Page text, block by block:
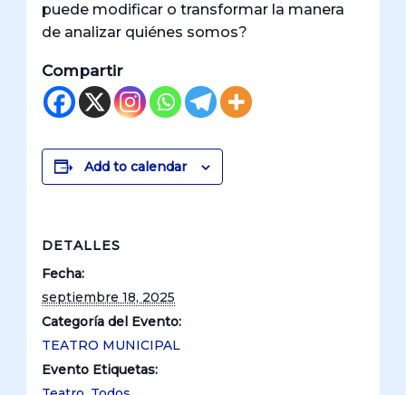
puede modificar o transformar la manera
de analizar quiénes somos?
Compartir
Add to calendar
DETALLES
Fecha:
septiembre 18, 2025
Categoría del Evento:
TEATRO MUNICIPAL
Evento Etiquetas: